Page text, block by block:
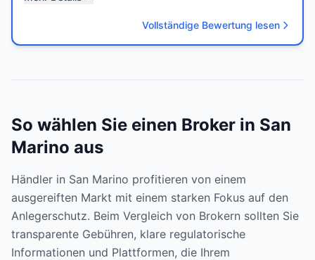
Vollständige Bewertung lesen
So wählen Sie einen Broker in San
Marino aus
Händler in San Marino profitieren von einem
ausgereiften Markt mit einem starken Fokus auf den
Anlegerschutz. Beim Vergleich von Brokern sollten Sie
transparente Gebühren, klare regulatorische
Informationen und Plattformen, die Ihrem